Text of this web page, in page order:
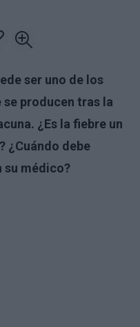
ser uno de los
producen tras la
¿Es la fiebre un
¿Cuándo debe
su médico?